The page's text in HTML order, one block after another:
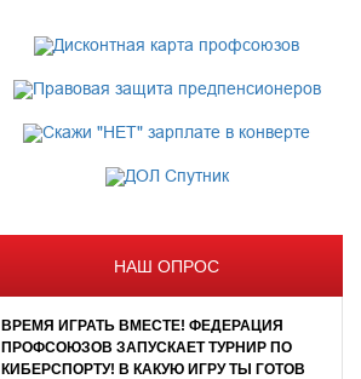
НАШ ОПРОС
ВРЕМЯ ИГРАТЬ ВМЕСТЕ! ФЕДЕРАЦИЯ
ПРОФСОЮЗОВ ЗАПУСКАЕТ ТУРНИР ПО
КИБЕРСПОРТУ! В КАКУЮ ИГРУ ТЫ ГОТОВ